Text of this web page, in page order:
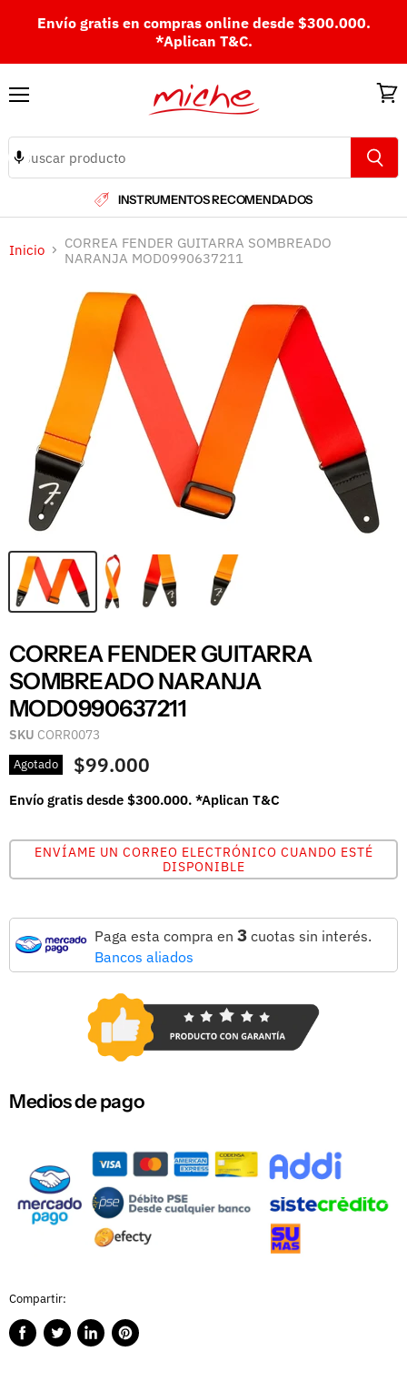
Envío gratis en compras online desde $300.000.
*Aplican T&C.
INSTRUMENTOS RECOMENDADOS
Inicio
CORREA FENDER GUITARRA SOMBREADO
NARANJA MOD0990637211
CORREA FENDER GUITARRA
SOMBREADO NARANJA
MOD0990637211
SKU CORR0073
Agotado $99.000
Envío gratis desde $300.000. *Aplican T&C
ENVÍAME UN CORREO ELECTRÓNICO CUANDO ESTÉ
DISPONIBLE
Paga esta compra en 3 cuotas sin interés.
Bancos aliados
Medios de pago
Compartir:
CompartirPublicarCompartirGuardar